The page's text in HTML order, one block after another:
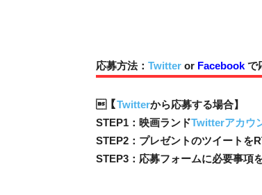
応募方法： Twitter or Facebook で
【Twitterから応募する場合】
STEP1：映画ランドTwitterアカウ
STEP2：プレゼントのツイートを
STEP3：応募フォームに必要事項